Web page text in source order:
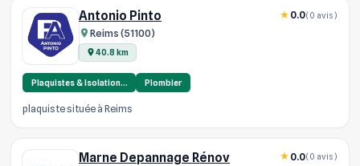
Antonio Pinto
Reims (51100)
40.8 km
0.0(0 avis)
Plaquistes & Isolation… Plombier
plaquiste située à Reims
Marne Depannage Rénov 0.0(0 avis)